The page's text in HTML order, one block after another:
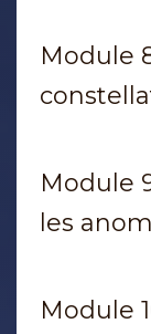
Module
Module
les
Module